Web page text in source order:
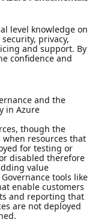
level knowledge on
privacy,
and support. By
confidence and
and the
in Azure
though the
resources that
for testing or
disabled therefore
value
tools like
enable customers
and reporting that
are not deployed